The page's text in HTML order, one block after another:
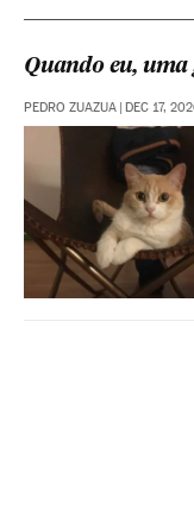
Quando eu,
PEDRO ZUAZUA DEC 17,